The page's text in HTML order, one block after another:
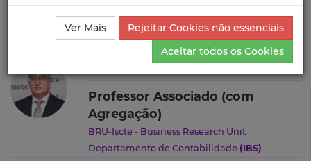
Ciência_Iscte Autores Ilídio Tomás Lopes
Outras
Atividades
Ilídio Tomás Lopes
Professor Associado (com
Agregação)
BRU-Iscte - Business Research Unit
Departamento de Contabilidade (IBS)
Ver Mais
Rejeitar Cookies não essenciais
Aceitar todos os Cookies